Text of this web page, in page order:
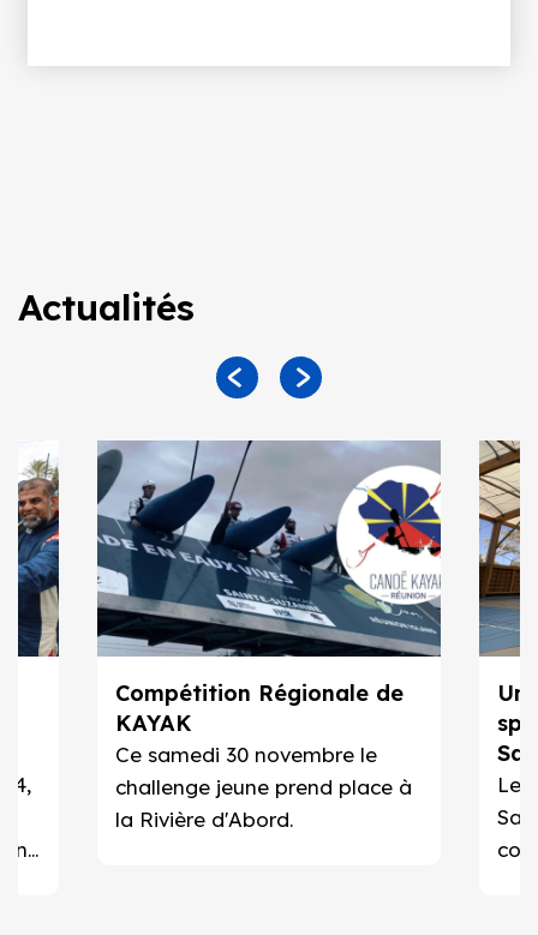
Actualités
Compétition Régionale de
KAYAK
Ce samedi 30 novembre le
challenge jeune prend place à
la Rivière d'Abord.
Un
Le